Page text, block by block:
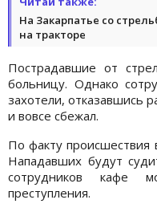
На Закарпатье со
на тракторе
Пострадавшие от
больницу. Однако
захотели, отказавшись
и вовсе сбежал.
По факту происшествия
Нападавших будут
сотрудников кафе
преступления.